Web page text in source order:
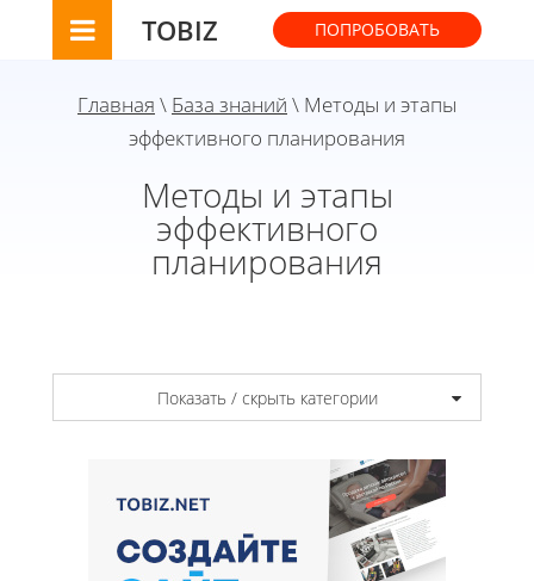
TOBIZ ПОПРОБОВАТЬ
Главная \ База знаний \ Методы и этапы
эффективного планирования
Методы и этапы
эффективного
планирования
Показать / скрыть категории